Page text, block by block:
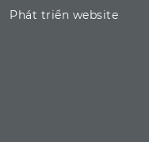
Phát triển website